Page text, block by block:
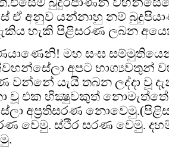
ඒ අනුව යන්නාහු නම්
හැකි පිළිසරණ ලබන
මහ සංඝ
අපට භාග්‍යවතුන්
වන්නේ යැයි තබන ලද්දා වූ
වූ එක භික්‍ෂුවකුත් නොමැත්තේ
අප්‍රතිසරණ
වෙමු. ස්ථිර සරණ වෙමු.